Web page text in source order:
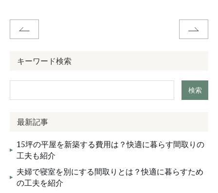
キーワード検索
検索
最新記事
15坪の平屋を新築する費用は？快適に暮らす間取りの
工夫も紹介
夫婦で寝室を別にする間取りとは？快適に暮らすため
の工夫を紹介